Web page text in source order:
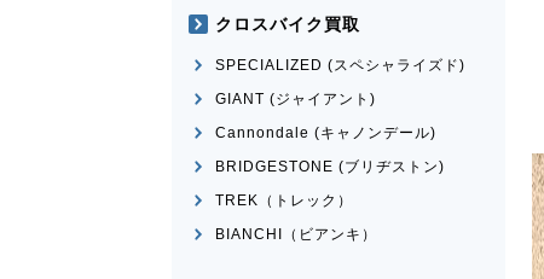
クロスバイク買取
SPECIALIZED (スペシャライズド)
GIANT (ジャイアント)
Cannondale (キャノンデール)
BRIDGESTONE (ブリヂストン)
TREK（トレック）
BIANCHI（ビアンキ）